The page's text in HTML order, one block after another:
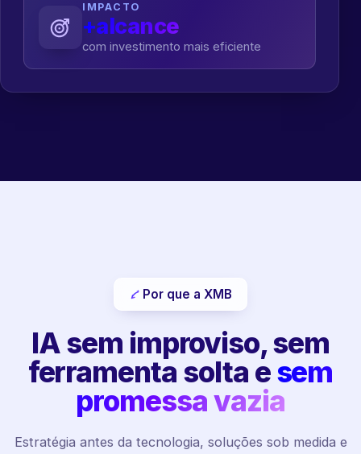
IMPACTO
+alcance
com investimento mais eficiente
Por que a XMB
IA sem improviso, sem
ferramenta solta esem
promessa vazia
Estratégia antes da tecnologia, soluções sob medida e